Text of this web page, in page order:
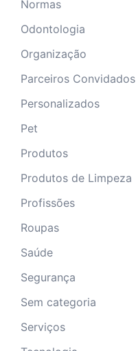
Normas
Odontologia
Organização
Parceiros Convidados
Personalizados
Pet
Produtos
Produtos de Limpeza
Profissões
Roupas
Saúde
Segurança
Sem categoria
Serviços